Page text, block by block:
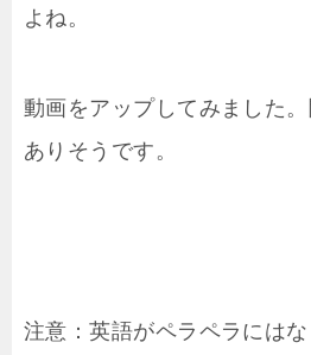
よね。
動画をアップしてみました
ありそうです。
注意：英語がペラペラにはな